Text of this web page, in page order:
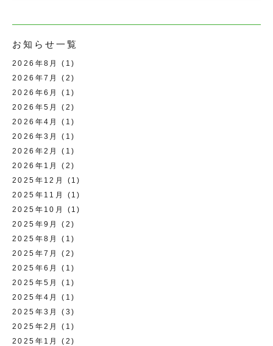
お知らせ一覧
2026年8月
(1)
2026年7月
(2)
2026年6月
(1)
2026年5月
(2)
2026年4月
(1)
2026年3月
(1)
2026年2月
(1)
2026年1月
(2)
2025年12月
(1)
2025年11月
(1)
2025年10月
(1)
2025年9月
(2)
2025年8月
(1)
2025年7月
(2)
2025年6月
(1)
2025年5月
(1)
2025年4月
(1)
2025年3月
(3)
2025年2月
(1)
2025年1月
(2)